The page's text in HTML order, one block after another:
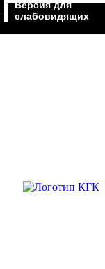
Версия для
слабовидящих